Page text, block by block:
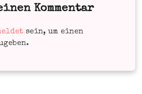
Kommentar
sein, um einen